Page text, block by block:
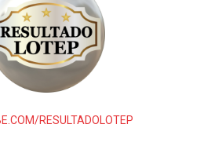
RESULTADOLOTEP